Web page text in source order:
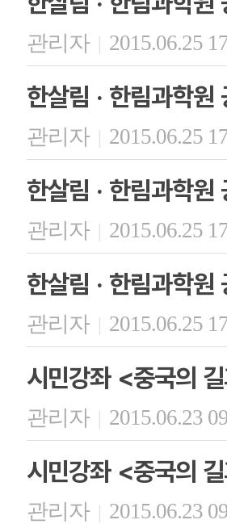
관리자 | 2015.06.25
한살림 · 한림과학원
관리자 | 2015.06.25
한살림 · 한림과학원
관리자 | 2015.06.25
한살림 · 한림과학원
관리자 | 2015.06.25
시민강좌 <중국의
관리자 | 2015.06.23
시민강좌 <중국의
관리자 | 2015.06.23